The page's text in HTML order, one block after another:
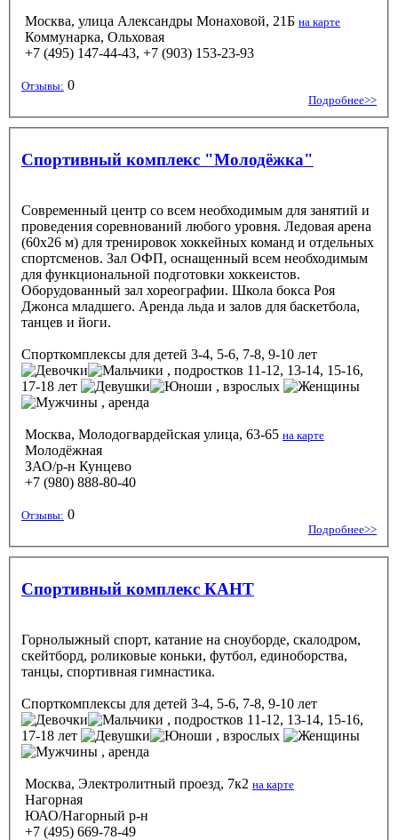
Москва, улица Александры Монаховой, 21Б на карте
Коммунарка, Ольховая
+7 (495) 147-44-43, +7 (903) 153-23-93
Отзывы: 0
Подробнее>>
Спортивный комплекс "Молодёжка"
Современный центр со всем необходимым для занятий и
проведения соревнований любого уровня. Ледовая арена
(60x26 м) для тренировок хоккейных команд и отдельных
спортсменов. Зал ОФП, оснащенный всем необходимым
для функциональной подготовки хоккеистов.
Оборудованный зал хореографии. Школа бокса Роя
Джонса младшего. Аренда льда и залов для баскетбола,
танцев и йоги.
Спорткомплексы для детей 3-4, 5-6, 7-8, 9-10 лет
, подростков 11-12, 13-14, 15-16,
17-18 лет
, взрослых
, аренда
Москва, Молодогвардейская улица, 63-65 на карте
Молодёжная
ЗАО/р-н Кунцево
+7 (980) 888-80-40
Отзывы: 0
Подробнее>>
Спортивный комплекс КАНТ
Горнолыжный спорт, катание на сноуборде, скалодром,
скейтборд, роликовые коньки, футбол, единоборства,
танцы, спортивная гимнастика.
Спорткомплексы для детей 3-4, 5-6, 7-8, 9-10 лет
, подростков 11-12, 13-14, 15-16,
17-18 лет
, взрослых
, аренда
Москва, Электролитный проезд, 7к2 на карте
Нагорная
ЮАО/Нагорный р-н
+7 (495) 669-78-49